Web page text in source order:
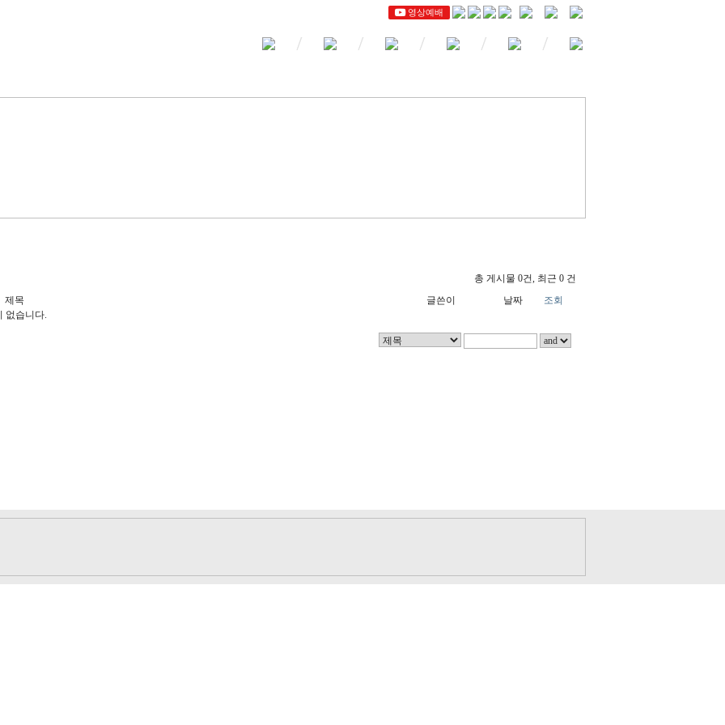
영상예배
총 게시물 0건, 최근 0 건
제목
글쓴이 날짜
조회
없습니다.